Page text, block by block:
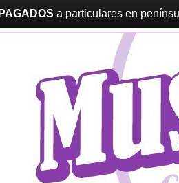
a particulares en